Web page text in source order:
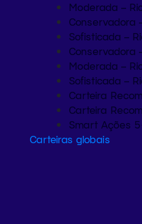
Moderada –
Conservadora
Sofisticada –
Conservadora
Moderada –
Sofisticada –
Carteira
Carteira
Smart Ações
Carteiras globais